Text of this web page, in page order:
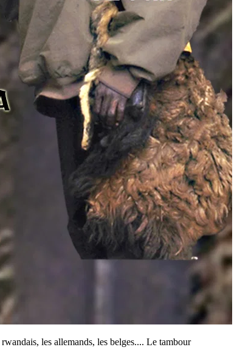
les allemands, les belges.... Le tambour